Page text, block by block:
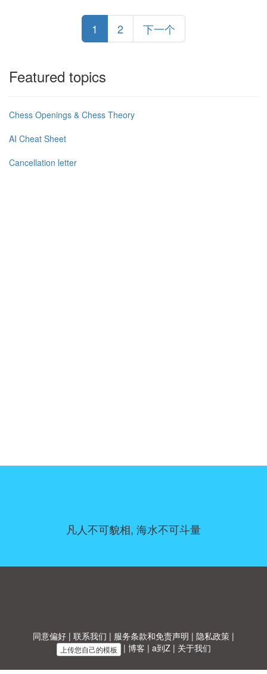
1 2 下一个
Featured topics
Chess Openings & Chess Theory
AI Cheat Sheet
Cancellation letter
凡人不可貌相, 海水不可斗量
同意偏好 | 联系我们 | 服务条款和免责声明 | 隐私政策 |
上传您自己的模板 | 博客 | a到Z| 关于我们